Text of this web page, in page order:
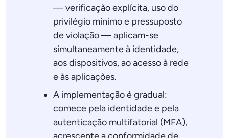
— verificação explícita, uso do
privilégio mínimo e pressuposto
de violação — aplicam-se
simultaneamente à identidade,
aos dispositivos, ao acesso à rede
e às aplicações.
A implementação é gradual:
comece pela identidade e pela
autenticação multifatorial (MFA),